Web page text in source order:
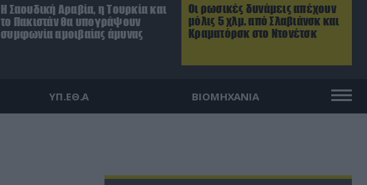
Οι ρωσικές δυνάμεις απέχουν
μόλις 5 χλμ. από Σλαβιάνσκ και
Κραματόρσκ στο Ντονέτσκ
Η Σαουδική Αραβία, η Τουρκία και
το Πακιστάν θα υπογράψουν
συμφωνία αμοιβαίας άμυνας
ΥΠ.ΕΘ.Α ΒΙΟΜΗΧΑΝΙΑ